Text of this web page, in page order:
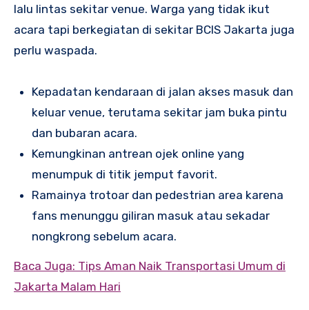
lalu lintas sekitar venue. Warga yang tidak ikut
acara tapi berkegiatan di sekitar BCIS Jakarta juga
perlu waspada.
Kepadatan kendaraan di jalan akses masuk dan
keluar venue, terutama sekitar jam buka pintu
dan bubaran acara.
Kemungkinan antrean ojek online yang
menumpuk di titik jemput favorit.
Ramainya trotoar dan pedestrian area karena
fans menunggu giliran masuk atau sekadar
nongkrong sebelum acara.
Baca Juga: Tips Aman Naik Transportasi Umum di
Jakarta Malam Hari